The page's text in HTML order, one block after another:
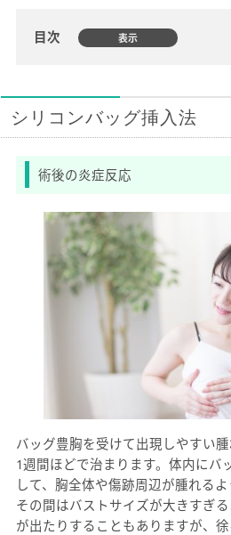
目次
シリコンバッグ挿入法
術後の炎症反応
バッグ豊胸を受けて出現しやすい腫
1週間ほどで治まります。体内にバ
して、胸全体や傷跡周辺が腫れるよ
その間はバストサイズが大きすぎ
が出たりすることもありますが、